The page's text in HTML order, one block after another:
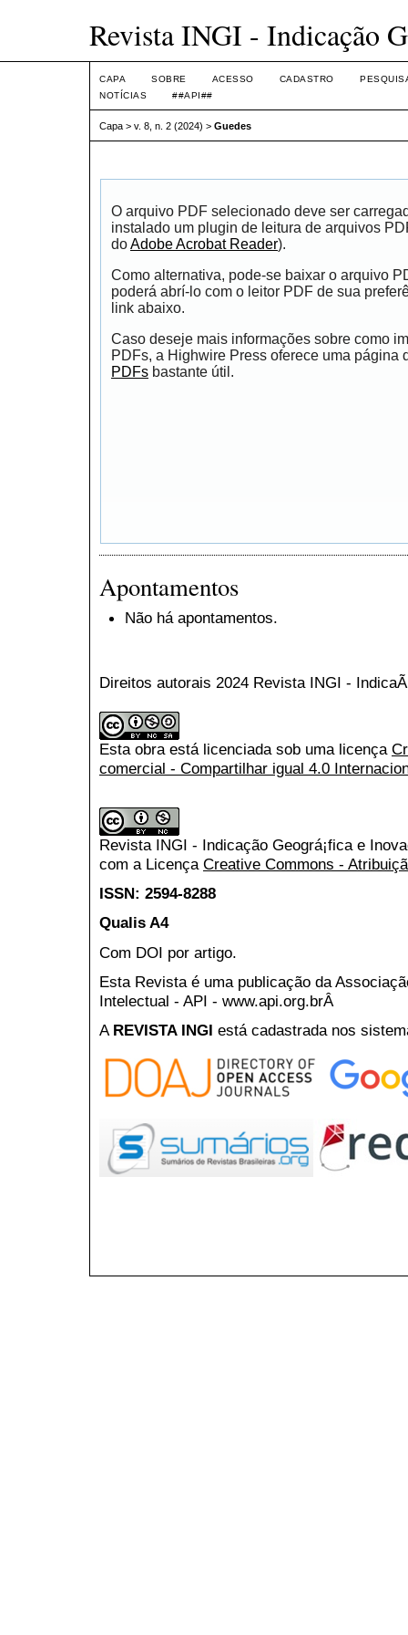
Revista INGI - Indicação
CAPA SOBRE ACESSO CADASTRO
NOTÍCIAS
##API##
Capa > v. 8, n. 2 (2024) > Guedes
O arquivo PDF selecionado deve ser
instalado um plugin de leitura de arquivos
doAdobe Acrobat Reader).
Como alternativa, pode-se baixar o arquivo
poderá abrí-lo com o leitor PDF de sua
link abaixo.
Caso deseje mais informações sobre como
PDFs, a Highwire Press oferece uma página
PDFs bastante útil.
Apontamentos
Não há apontamentos.
Direitos autorais 2024 Revista INGI -
Esta obra está licenciada sob uma licença
comercial - Compartilhar igual 4.0
Revista INGI - Indicação Geográ¡fica e
com a Licença Creative Commons -
ISSN: 2594-8288
Qualis A4
Com DOI por artigo.
Esta Revista é uma publicação da
Intelectual - API - www.api.org.brÂ
A REVISTA INGI está cadastrada nos